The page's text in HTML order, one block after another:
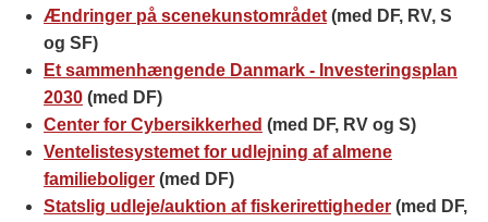
Ændringer på scenekunstområdet (med DF, RV, S
og SF)
Et sammenhængende Danmark - Investeringsplan
2030 (med DF)
Center for Cybersikkerhed (med DF, RV og S)
Ventelistesystemet for udlejning af almene
familieboliger (med DF)
Statslig udleje/auktion af fiskerirettigheder (med DF,